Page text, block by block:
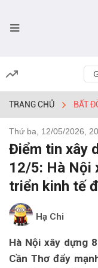
TRANG CHỦ BẤT
Thứ ba, 12/05/2026,
Điểm tin xây
12/5: Hà Nội
triển kinh tế
Hạ Chi
Hà Nội xây dựng
Cần Thơ đẩy